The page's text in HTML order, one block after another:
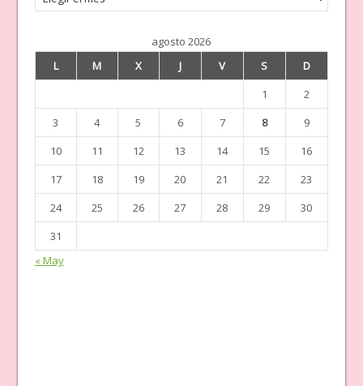
agosto 2026
L
M X J V S
D
1
2
3
4 5 6 7 8
9
10
11 12 13 14 15
16
17
18 19 20 21 22
23
24
25 26 27 28 29
30
31
« May